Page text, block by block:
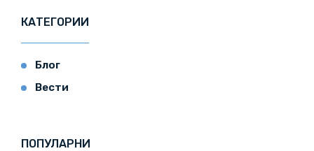
КАТЕГОРИИ
Блог
Вести
ПОПУЛАРНИ